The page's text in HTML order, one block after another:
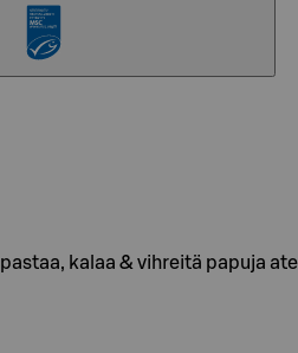
kalaa & vihreitä papuja